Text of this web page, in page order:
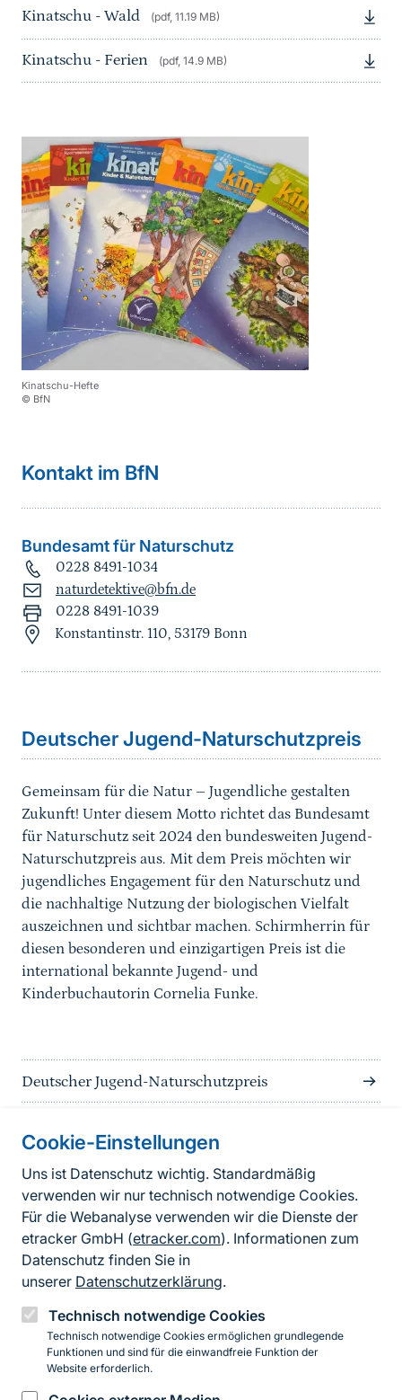
Cookie-Einstellungen
Uns ist Datenschutz wichtig. Standardmäßig
verwenden wir nur technisch notwendige Cookies.
Für die Webanalyse verwenden wir die Dienste der
etracker GmbH (etracker.com). Informationen zum
Datenschutz finden Sie in
unserer Datenschutzerklärung.
Technisch notwendige Cookies
Technisch notwendige Cookies ermöglichen grundlegende
Funktionen und sind für die einwandfreie Funktion der
Website erforderlich.
Kinatschu - Wald (pdf, 11.19 MB)
Kinatschu - Ferien (pdf, 14.9 MB)
Kinatschu-Hefte
© BfN
Kontakt im BfN
Bundesamt für Naturschutz
0228 8491-1034
naturdetektive@bfn.de
0228 8491-1039
Konstantinstr. 110, 53179 Bonn
Deutscher Jugend-Naturschutzpreis
Gemeinsam für die Natur – Jugendliche gestalten
Zukunft! Unter diesem Motto richtet das Bundesamt
für Naturschutz seit 2024 den bundesweiten Jugend-
Naturschutzpreis aus. Mit dem Preis möchten wir
jugendliches Engagement für den Naturschutz und
die nachhaltige Nutzung der biologischen Vielfalt
auszeichnen und sichtbar machen. Schirmherrin für
diesen besonderen und einzigartigen Preis ist die
international bekannte Jugend- und
Kinderbuchautorin Cornelia Funke.
Deutscher Jugend-Naturschutzpreis
Informationen zur Seite
FußzeileKontakt zum BfN
Kontaktformular
Erklärung zur Barrierefreiheit
Impressum
Datenschutz